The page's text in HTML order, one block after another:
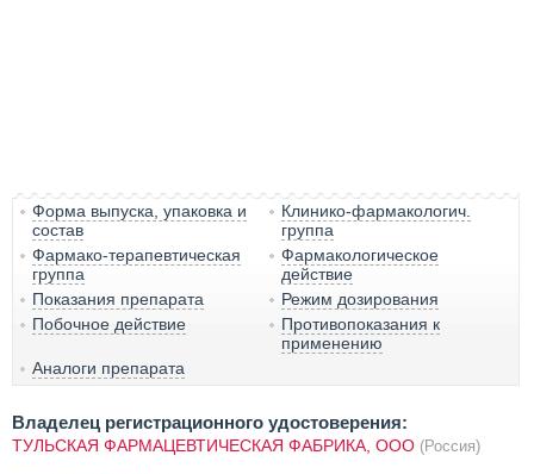
Форма выпуска, упаковка и
состав
Клинико-фармакологич.
группа
Фармако-терапевтическая
группа
Фармакологическое
действие
Показания препарата
Режим дозирования
Побочное действие
Противопоказания к
применению
Аналоги препарата
Владелец регистрационного удостоверения:
ТУЛЬСКАЯ ФАРМАЦЕВТИЧЕСКАЯ ФАБРИКА, ООО (Россия)